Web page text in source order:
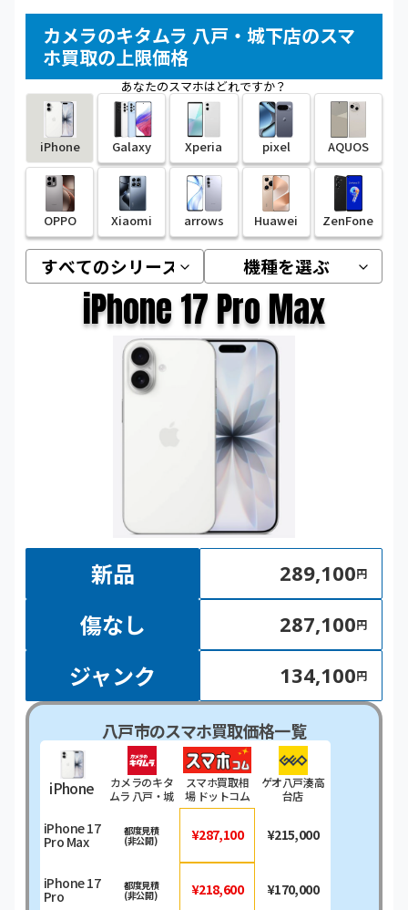
カメラのキタムラ 八戸・城下店のスマ
ホ買取の上限価格
あなたのスマホはどれですか？
iPhone Galaxy Xperia pixel AQUOS
OPPO Xiaomi arrows Huawei ZenFone
iPhone 17 Pro Max
新品 289,100円
傷なし 287,100円
ジャンク 134,100円
八戸市のスマホ買取価格一覧
iPhone
iPhone 17
Pro Max
iPhone 17
Pro
カメラのキタ
ムラ 八戸・城
都度見積
(非公開)
都度見積
(非公開)
スマホ買取相
場 ドットコム
¥287,100
¥218,600
ゲオ八戸湊高
台店
¥215,000
¥170,000